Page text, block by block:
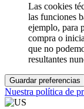
Las cookies
las funciones
ejemplo, para
compra o
que no
resultantes
Guardar preferencias
Nuestra política de